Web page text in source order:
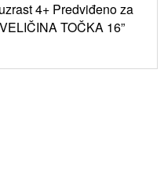
4+ Predviđeno za
TOČKA 16”